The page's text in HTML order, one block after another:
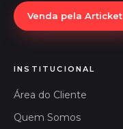
Venda pela Articket
INSTITUCIONAL
Área do Cliente
Quem Somos